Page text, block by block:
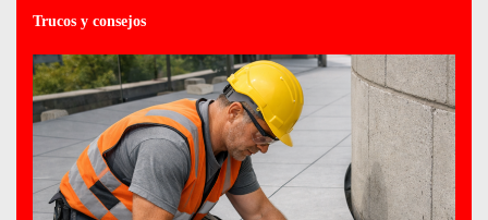
Trucos y consejos